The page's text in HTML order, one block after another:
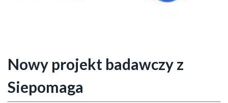
Nowy projekt badawczy z
Siepomaga